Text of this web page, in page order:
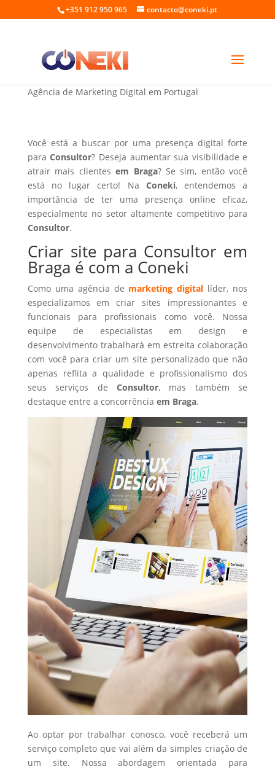
+351 912 950 965 contacto@coneki.pt
Criar site para Consultor em Braga
Agência de Marketing Digital em Portugal
Você está a buscar por uma presença digital forte
paraConsultor? Deseja aumentar sua visibilidade e
atrair mais clientesem Braga? Se sim, então você
está no lugar certo! Na Coneki, entendemos a
importância de ter uma presença online eficaz,
especialmente no setor altamente competitivo para
Consultor.
Criar site para Consultor em
Braga é com a Coneki
Como uma agência de marketing digital líder, nos
especializamos em criar sites impressionantes e
funcionais para profissionais como você. Nossa
equipe de especialistas em design e
desenvolvimento trabalhará em estreita colaboração
com você para criar um site personalizado que não
apenas reflita a qualidade e profissionalismo dos
seus serviços de Consultor, mas também se
destaque entre a concorrência em Braga.
Ao optar por trabalhar conosco, você receberá um
serviço completo que vai além da simples criação de
um site. Nossa abordagem orientada para